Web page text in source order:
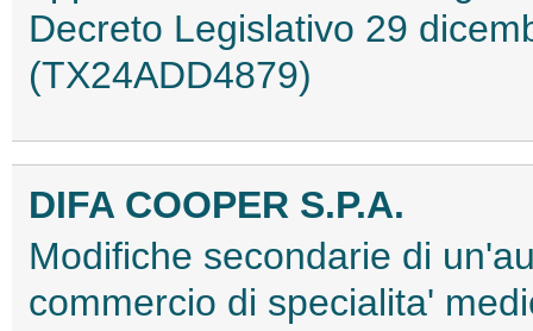
Decreto Legislativo 29
(TX24ADD4879)
DIFA COOPER S.P.A.
Modifiche secondarie di
commercio di specialita'